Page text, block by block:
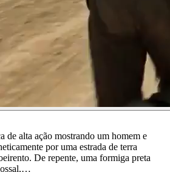
de alta ação mostrando um homem e
por uma estrada de terra
De repente, uma formiga preta